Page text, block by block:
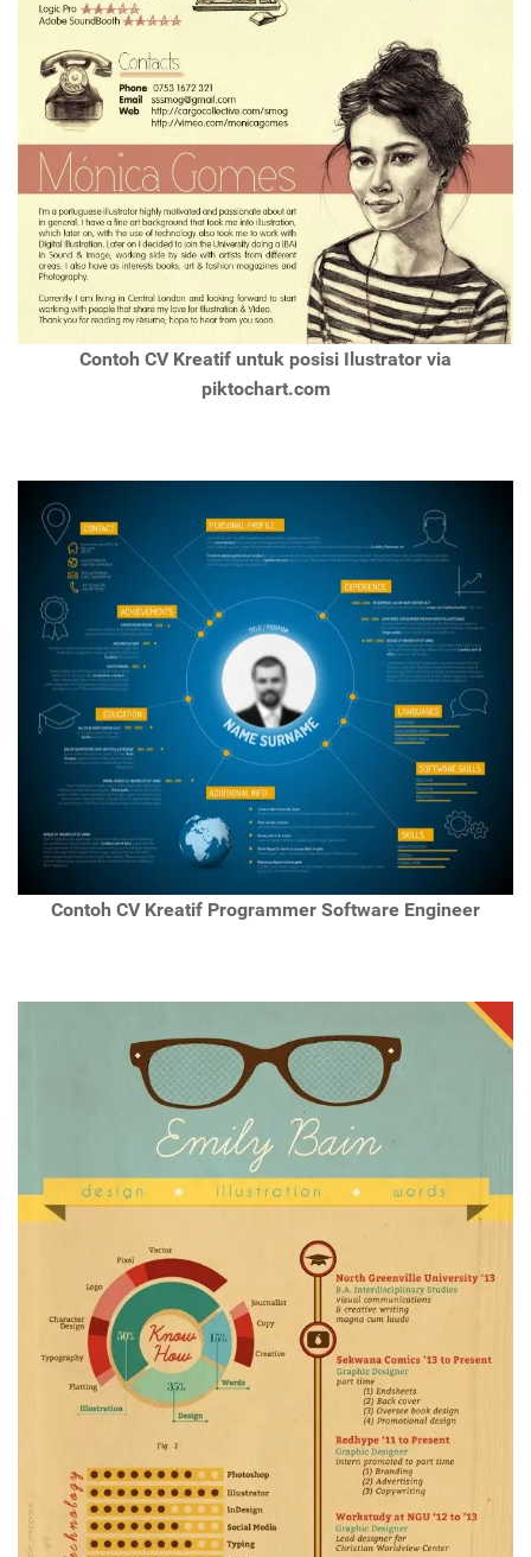
Contoh CV Kreatif untuk posisi Ilustrator via
piktochart.com
Contoh CV Kreatif Programmer Software Engineer